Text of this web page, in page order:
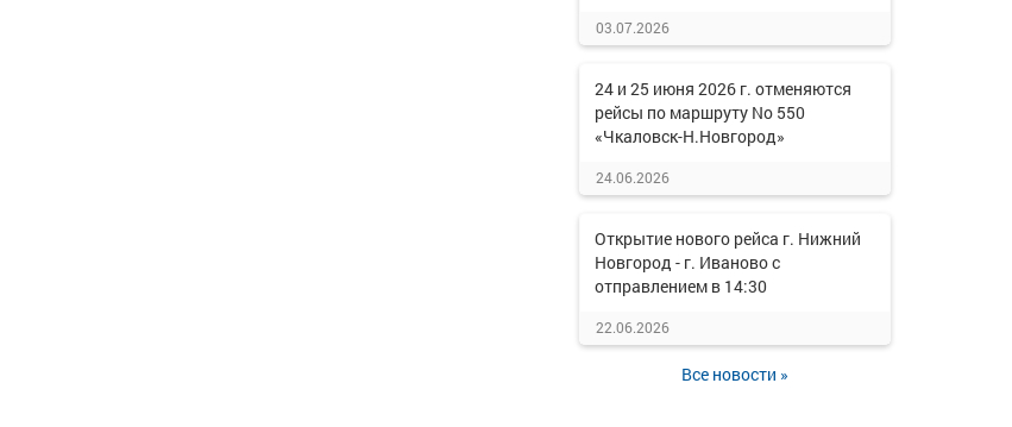
03.07.2026
24 и 25 июня 2026 г. отменяются
рейсы по маршруту No 550
«Чкаловск-Н.Новгород»
24.06.2026
Открытие нового рейса г. Нижний
Новгород - г. Иваново с
отправлением в 14:30
22.06.2026
Все новости »